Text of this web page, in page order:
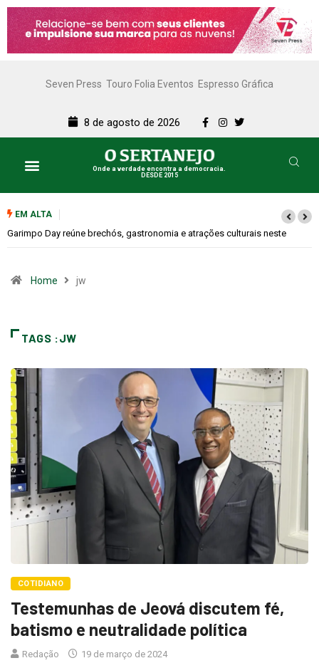
Seven Press Touro Folia Eventos Espresso Gráfica
8 de agosto de 2026
Onde a verdade encontra a democracia.
DESDE 2015
EM ALTA
Garimpo Day reúne brechós, gastronomia e atrações culturais neste
Home jw
TAGS :JW
COTIDIANO
Testemunhas de Jeová discutem fé,
batismo e neutralidade política
Redação 19 de março de 2024